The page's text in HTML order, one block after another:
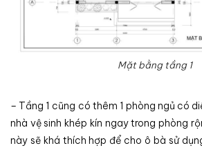
Mặt bằng tầng 1
– Tầng 1 cũng có thêm 1 phòng ngủ có
nhà vệ sinh khép kín ngay trong phòng
này sẽ khá thích hợp để cho ô bà sử